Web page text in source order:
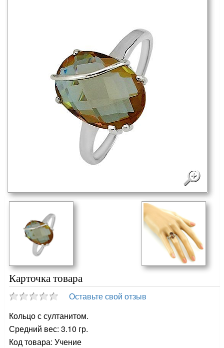
Карточка товара
Оставьте свой отзыв
Кольцо с султанитом.
Средний вес: 3.10 гр.
Код товара: Учение